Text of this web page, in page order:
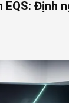
Định